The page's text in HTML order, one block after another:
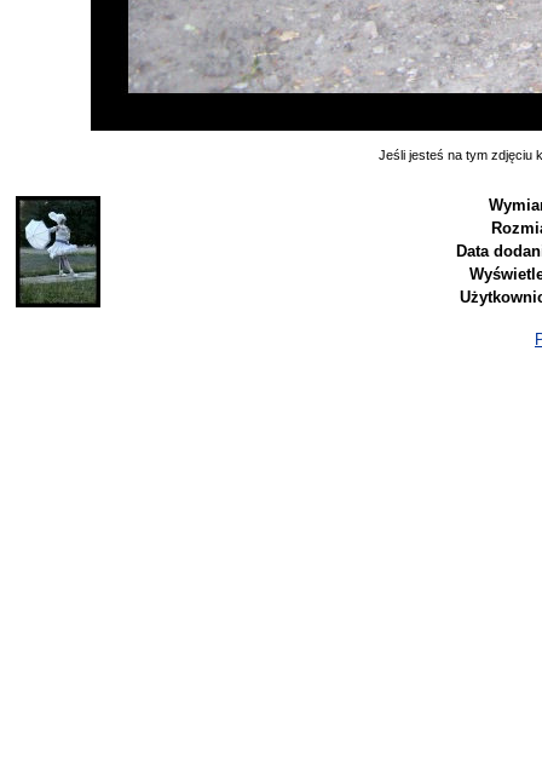
Jeśli jesteś na tym zdjęciu
Data